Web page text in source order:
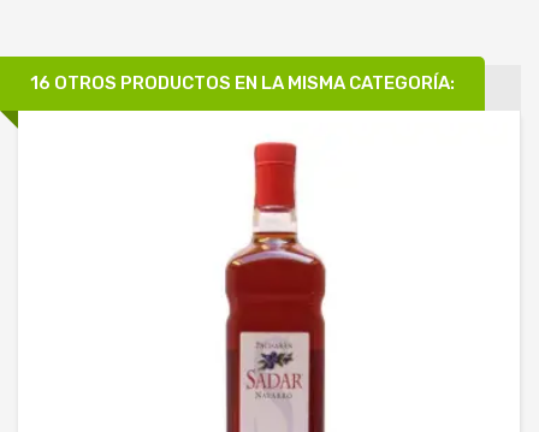
16 OTROS PRODUCTOS EN LA MISMA CATEGORÍA: